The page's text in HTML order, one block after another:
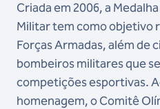
Criada em 2006, a
Militar tem como objetivo
Forças Armadas, além de
bombeiros militares que
competições esportivas.
homenagem, o Comitê